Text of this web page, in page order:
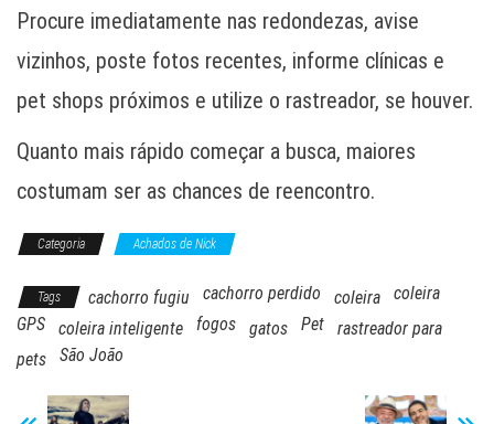
Procure imediatamente nas redondezas, avise
vizinhos, poste fotos recentes, informe clínicas e
pet shops próximos e utilize o rastreador, se houver.
Quanto mais rápido começar a busca, maiores
costumam ser as chances de reencontro.
Categoria Achados de Nick
Tags cachorro fugiu cachorro perdido coleira
coleira
GPS
coleira inteligente fogos gatos Pet
rastreador para
pets
São João